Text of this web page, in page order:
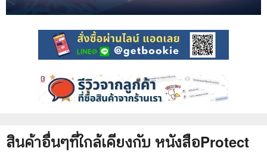
สินค้าอื่นๆที่ใกล้เคียงกับ หนังสือProtect